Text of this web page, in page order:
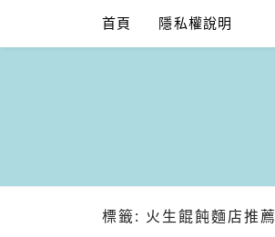
content
首頁 隱私權說明
標籤: 火生餛飩麵店推薦